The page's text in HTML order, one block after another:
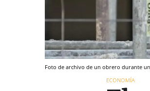
Foto de archivo de un obrero durante
ECONOMÍA